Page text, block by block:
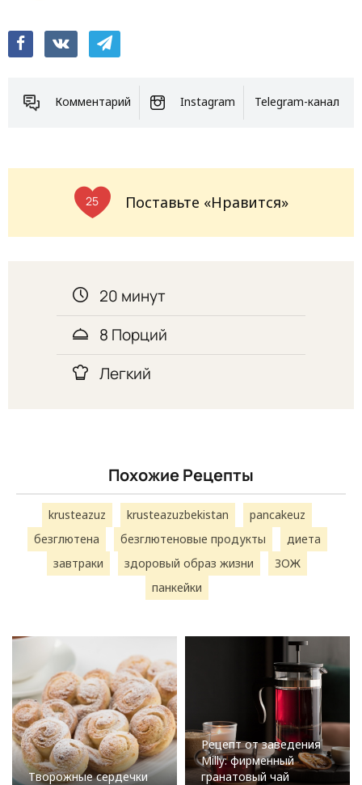
Комментарий Instagram Telegram-канал
25 Поставьте «Нравится»
20 минут
8 Порций
Легкий
Похожие Рецепты
krusteazuz krusteazuzbekistan
pancakeuz
безглютена
безглютеновые продукты
диета
завтраки
здоровый образ жизни
ЗОЖ
панкейки
Творожные сердечки
Рецепт от заведения
Milly: фирменный
гранатовый чай